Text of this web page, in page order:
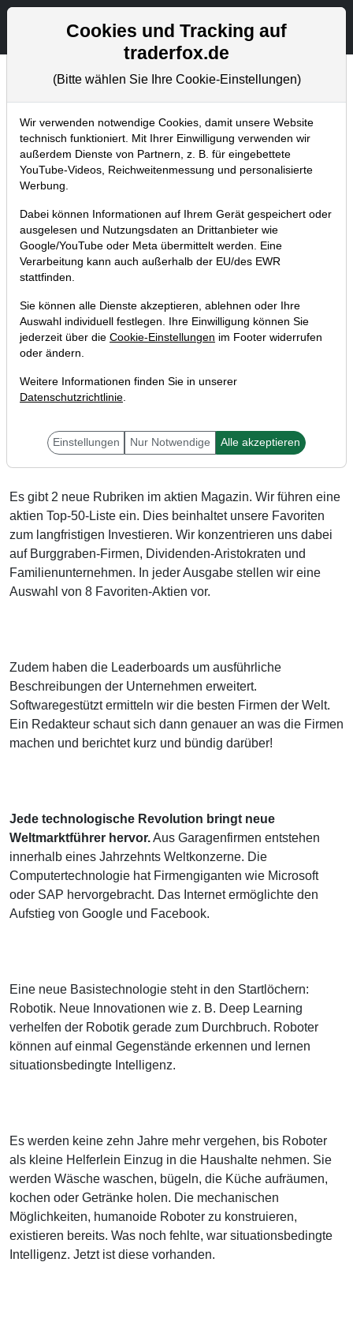
Aktien- und Artikelsuche
Börsenmagazine
Home Blog Börsenmagazine
aktien Magazin Nr. 31 mit
ausführlichem Artikel zu iRobot!
14.11.2016 um 22:40 Uhr | TraderFox GmbH
Es gibt 2 neue Rubriken im aktien Magazin. Wir führen eine
aktien Top-50-Liste ein. Dies beinhaltet unsere Favoriten
zum langfristigen Investieren. Wir konzentrieren uns dabei
auf Burggraben-Firmen, Dividenden-Aristokraten und
Familienunternehmen. In jeder Ausgabe stellen wir eine
Auswahl von 8 Favoriten-Aktien vor.
Zudem haben die Leaderboards um ausführliche
Beschreibungen der Unternehmen erweitert.
Softwaregestützt ermitteln wir die besten Firmen der Welt.
Ein Redakteur schaut sich dann genauer an was die Firmen
machen und berichtet kurz und bündig darüber!
Jede technologische Revolution bringt neue
Weltmarktführer hervor.Aus Garagenfirmen entstehen
innerhalb eines Jahrzehnts Weltkonzerne. Die
Computertechnologie hat Firmengiganten wie Microsoft
oder SAP hervorgebracht. Das Internet ermöglichte den
Aufstieg von Google und Facebook.
Eine neue Basistechnologie steht in den Startlöchern:
Robotik. Neue Innovationen wie z. B. Deep Learning
verhelfen der Robotik gerade zum Durchbruch. Roboter
können auf einmal Gegenstände erkennen und lernen
situationsbedingte Intelligenz.
Es werden keine zehn Jahre mehr vergehen, bis Roboter
als kleine Helferlein Einzug in die Haushalte nehmen. Sie
werden Wäsche waschen, bügeln, die Küche aufräumen,
kochen oder Getränke holen. Die mechanischen
Möglichkeiten, humanoide Roboter zu konstruieren,
existieren bereits. Was noch fehlte, war situationsbedingte
Intelligenz. Jetzt ist diese vorhanden.
Cookies und Tracking auf
traderfox.de
(Bitte wählen Sie Ihre Cookie-Einstellungen)
Wir verwenden notwendige Cookies, damit unsere Website
technisch funktioniert. Mit Ihrer Einwilligung verwenden wir
außerdem Dienste von Partnern, z. B. für eingebettete
YouTube-Videos, Reichweitenmessung und personalisierte
Werbung.
Dabei können Informationen auf Ihrem Gerät gespeichert oder
ausgelesen und Nutzungsdaten an Drittanbieter wie
Google/YouTube oder Meta übermittelt werden. Eine
Verarbeitung kann auch außerhalb der EU/des EWR
stattfinden.
Sie können alle Dienste akzeptieren, ablehnen oder Ihre
Auswahl individuell festlegen. Ihre Einwilligung können Sie
jederzeit über die Cookie-Einstellungen im Footer widerrufen
oder ändern.
Weitere Informationen finden Sie in unserer
Datenschutzrichtlinie.
Einstellungen Nur Notwendige Alle akzeptieren